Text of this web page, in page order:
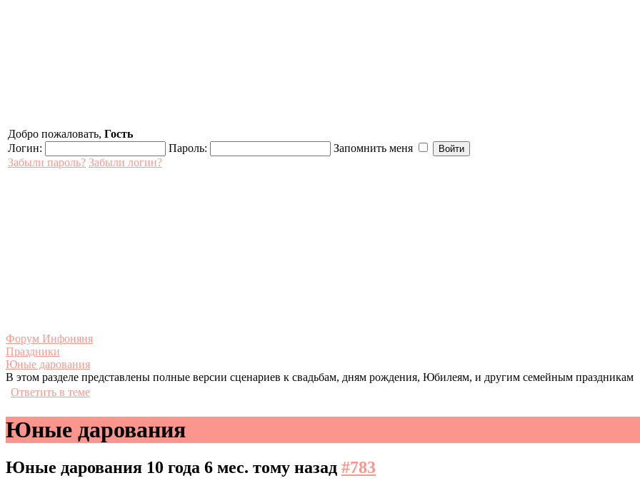
Добро пожаловать, Гость
Логин:
Пароль:
Запомнить меня
Забыли пароль? Забыли логин?
Форум Инфоняня
Праздники
Юные дарования
В этом разделе представлены полные версии сценариев к свадьбам, дням рождения, Юбилеям, и другим семейным праздникам
Ответить в теме
Юные дарования
Юные дарования 10 года 6 мес. тому назад #783